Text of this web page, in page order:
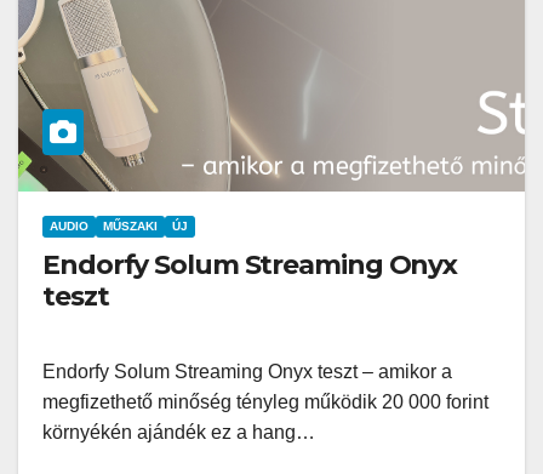
AUDIO MŰSZAKI ÚJ
Endorfy Solum Streaming Onyx
teszt
Endorfy Solum Streaming Onyx teszt – amikor a
megfizethető minőség tényleg működik 20 000 forint
környékén ajándék ez a hang…